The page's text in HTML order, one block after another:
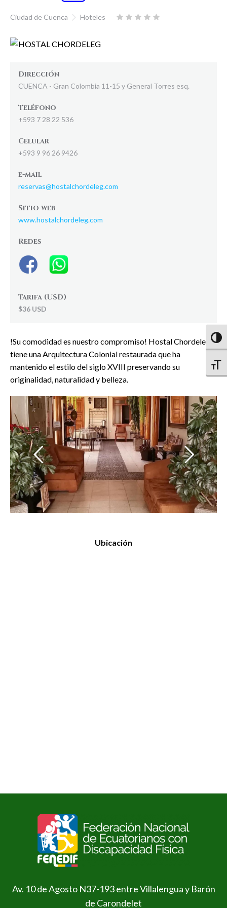
Ciudad de Cuenca Hoteles
Dirección
CUENCA - Gran Colombia 11-15 y General Torres esq.
Teléfono
+593 7 28 22 536
Celular
+593 9 96 26 9426
e-mail
reservas@hostalchordeleg.com
Sitio web
www.hostalchordeleg.com
Redes
Tarifa (USD)
$36 USD
!Su comodidad es nuestro compromiso! Hostal Chordeleg
tiene una Arquitectura Colonial restaurada que ha
mantenido el estilo del siglo XVIII preservando su
originalidad, naturalidad y belleza.
Ubicación
Av. 10 de Agosto N37-193 entre Villalengua y Barón
de Carondelet